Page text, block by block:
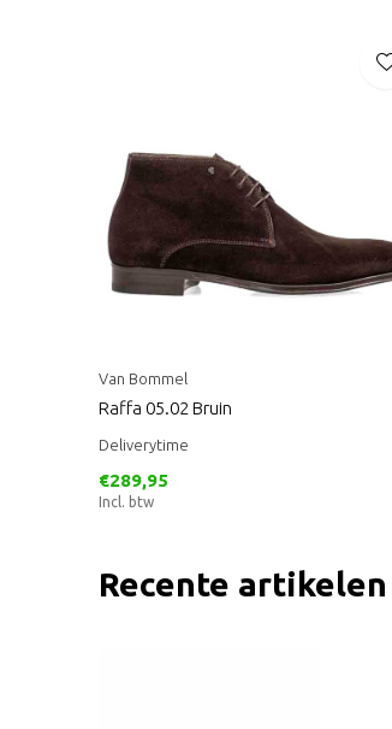
Van Bommel
Raffa 05.02 Bruin
Deliverytime
€289,95
Incl. btw
Recente artikelen